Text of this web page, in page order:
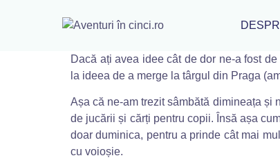
Dacă ați avea idee cât de dor ne-a fost
la ideea de a merge la târgul din Praga
Așa că ne-am trezit sâmbătă dimineața și
de jucării și cărți pentru copii. Însă așa
doar duminica, pentru a prinde cât mai
cu voioșie.